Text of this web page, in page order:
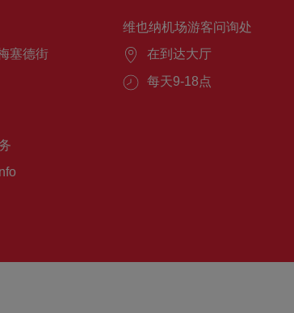
塞德街
维也纳机场游客问询处
在到达大厅
每天9-18点